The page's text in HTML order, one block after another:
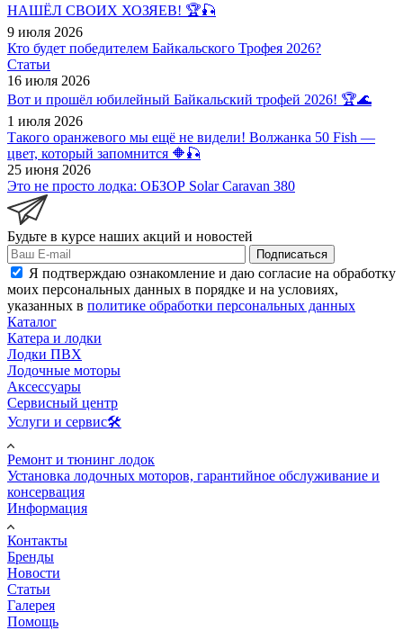
НАШЁЛ СВОИХ ХОЗЯЕВ! 🏆🎣
9 июля 2026
Кто будет победителем Байкальского Трофея 2026?
Статьи
16 июля 2026
Вот и прошёл юбилейный Байкальский трофей 2026! 🏆🌊
1 июля 2026
Такого оранжевого мы ещё не видели! Волжанка 50 Fish —
цвет, который запомнится 🔶🎣
25 июня 2026
Это не просто лодка: ОБЗОР Solar Caravan 380
Будьте в курсе наших акций и новостей
Подписаться
Я подтверждаю ознакомление и даю согласие на обработку
моих персональных данных в порядке и на условиях,
указанных в политике обработки персональных данных
Каталог
Катера и лодки
Лодки ПВХ
Лодочные моторы
Аксессуары
Сервисный центр
Услуги и сервис🛠️
Ремонт и тюнинг лодок
Установка лодочных моторов, гарантийное обслуживание и
консервация
Информация
Контакты
Бренды
Новости
Статьи
Галерея
Помощь